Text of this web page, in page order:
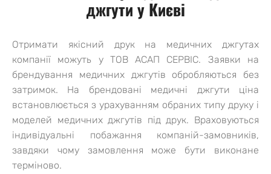
джгути у Києві
Отримати якісний друк на медичних джгутах
компанії можуть у ТОВ АСАП СЕРВІС. Заявки на
брендування медичних джгутів обробляються без
затримок. На брендовані медичні джгути ціна
встановлюється з урахуванням обраних типу друку і
моделей медичних джгутів під друк. Враховуються
індивідуальні побажання компаній-замовників,
завдяки чому замовлення може бути виконане
терміново.